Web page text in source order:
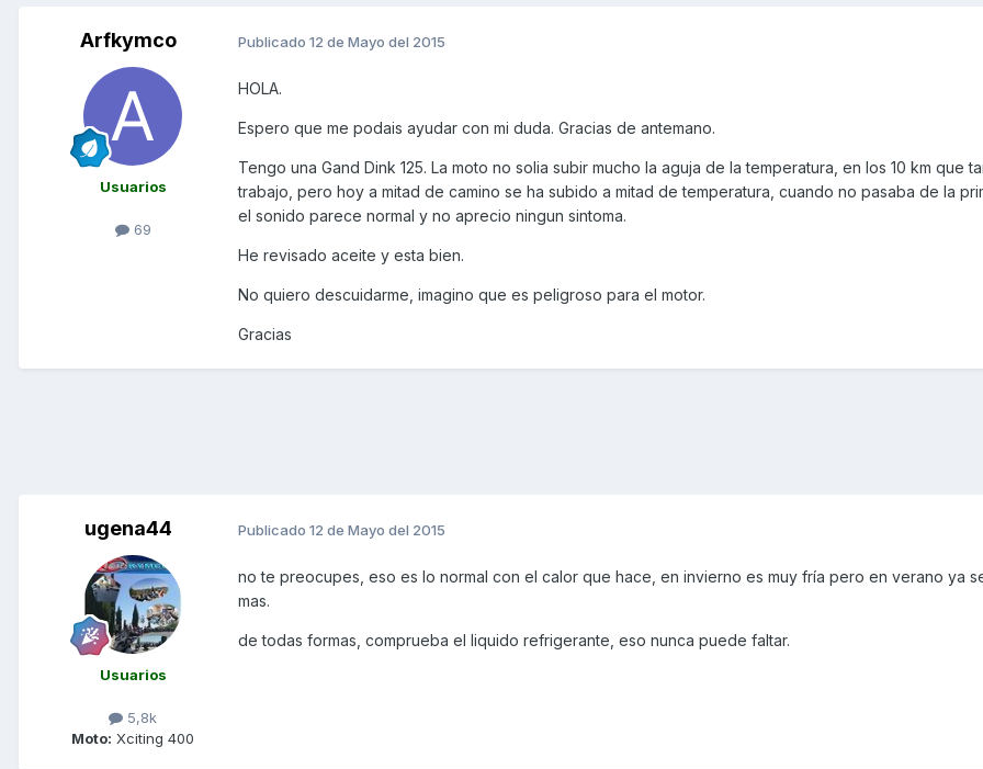
Arfkymco
Usuarios
69
Publicado 12 de Mayo del 2015
HOLA.
Espero que me podais ayudar con mi duda. Gracias de antemano.
Tengo una Gand Dink 125. La moto no solia subir mucho la aguja de la temperatura, en los 10 km que
trabajo, pero hoy a mitad de camino se ha subido a mitad de temperatura, cuando no pasaba de la
el sonido parece normal y no aprecio ningun sintoma.
He revisado aceite y esta bien.
No quiero descuidarme, imagino que es peligroso para el motor.
Gracias
ugena44
Usuarios
5,8k
Moto: Xciting 400
Publicado 12 de Mayo del 2015
no te preocupes, eso es lo normal con el calor que hace, en invierno es muy fría pero en verano ya
mas.
de todas formas, comprueba el liquido refrigerante, eso nunca puede faltar.